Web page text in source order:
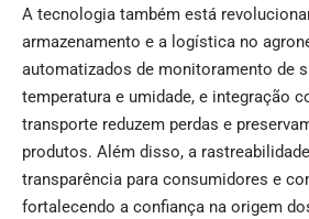
A tecnologia também está
armazenamento e a logística no
automatizados de monitoramento de
temperatura e umidade, e integração
transporte reduzem perdas e
produtos. Além disso, a
transparência para consumidores e
fortalecendo a confiança na origem